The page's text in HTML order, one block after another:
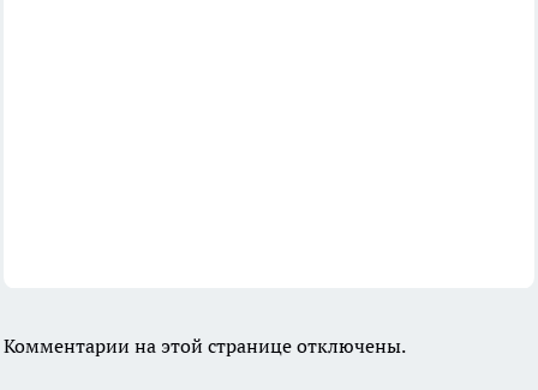
Комментарии на этой странице отключены.